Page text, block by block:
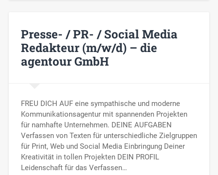
Presse- / PR- / Social Media
Redakteur (m/w/d) – die
agentour GmbH
FREU DICH AUF eine sympathische und moderne
Kommunikationsagentur mit spannenden Projekten
für namhafte Unternehmen. DEINE AUFGABEN
Verfassen von Texten für unterschiedliche Zielgruppen
für Print, Web und Social Media Einbringung Deiner
Kreativität in tollen Projekten DEIN PROFIL
Leidenschaft für das Verfassen…